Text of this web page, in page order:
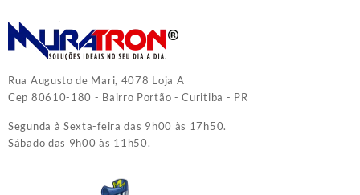
Rua Augusto de Mari, 4078 Loja A
Cep 80610-180 - Bairro Portão - Curitiba - PR
Segunda à Sexta-feira das 9h00 às 17h50.
Sábado das 9h00 às 11h50.